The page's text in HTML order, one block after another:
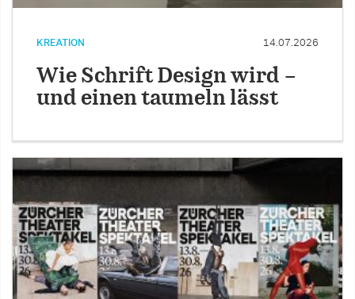
KREATION 14.07.2026
Wie Schrift Design wird –
und einen taumeln lässt